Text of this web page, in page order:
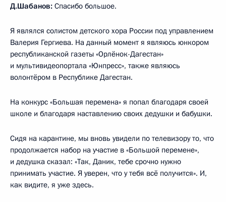
Д.Шабанов: Спасибо большое.
Я являлся солистом детского хора России под управлением
Валерия Гергиева. На данный момент я являюсь юнкором
республиканской газеты «Орлёнок-Дагестан»
и мультивидеопортала «Юнпресс», также являюсь
волонтёром в Республике Дагестан.
На конкурс «Большая перемена» я попал благодаря своей
школе и благодаря наставлению своих дедушки и бабушки.
Сидя на карантине, мы вновь увидели по телевизору то, что
продолжается набор на участие в «Большой перемене»,
и дедушка сказал: «Так, Даник, тебе срочно нужно
принимать участие. Я уверен, что у тебя всё получится». И,
как видите, я уже здесь.